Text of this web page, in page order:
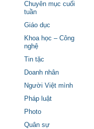
Chuyên mục cuối
tuần
Giáo dục
Khoa học – Công
nghệ
Tin tặc
Doanh nhân
Người Việt mình
Pháp luật
Photo
Quân sự